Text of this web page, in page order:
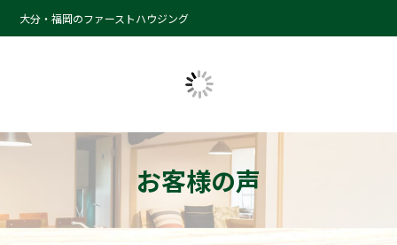
大分・福岡のファーストハウジング
お客様の声